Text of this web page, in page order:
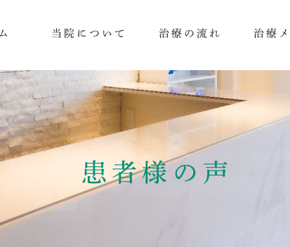
当院について 治療の流れ 治療
患者様の声